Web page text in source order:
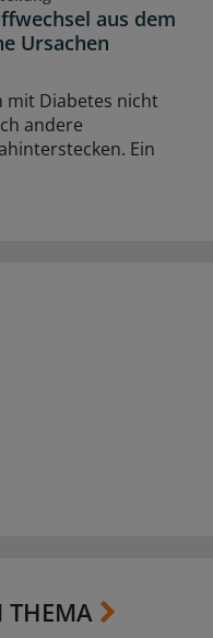
aus dem
Ursachen
mit Diabetes nicht
andere
Ein
THEMA